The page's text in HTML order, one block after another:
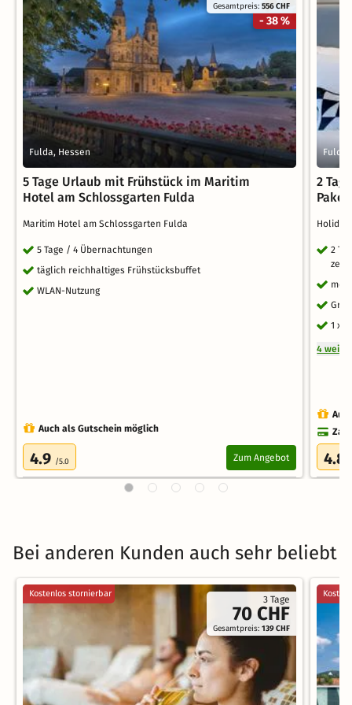
Gesamtpreis:556 CHF
- 38 %
Fulda, Hessen
5 Tage Urlaub mit Frühstück im Maritim
Hotel am Schlossgarten Fulda
Maritim Hotel am Schlossgarten Fulda
5 Tage / 4 Übernachtungen
täglich reichhaltiges Frühstücksbuffet
WLAN-Nutzung
Auch als Gutschein möglich
4.9 /5.0 Zum Angebot
Fulda,
2
Paket
2
1 x
4
4.8
Bei anderen Kunden auch sehr beliebt
3 Tage
70 CHF
Gesamtpreis:139 CHF
Kostenlos stornierbar